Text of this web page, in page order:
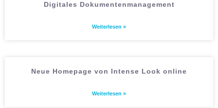
Digitales Dokumentenmanagement
Weiterlesen »
Neue Homepage von Intense Look online
Weiterlesen »